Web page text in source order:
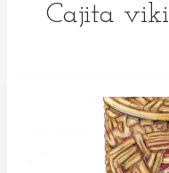
Cajita